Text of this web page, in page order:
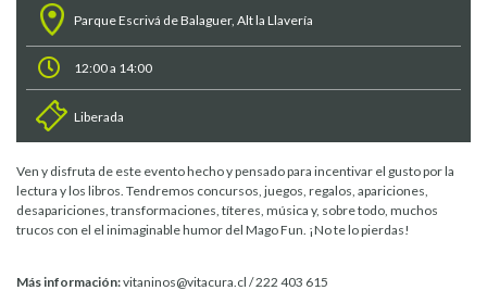
Parque Escrivá de Balaguer, Alt la Llavería
12:00 a 14:00
Liberada
Ven y disfruta de este evento hecho y pensado para incentivar el gusto por la
lectura y los libros. Tendremos concursos, juegos, regalos, apariciones,
desapariciones, transformaciones, títeres, música y, sobre todo, muchos
trucos con el el inimaginable humor del Mago Fun. ¡No te lo pierdas!
Más información:vitaninos@vitacura.cl / 222 403 615